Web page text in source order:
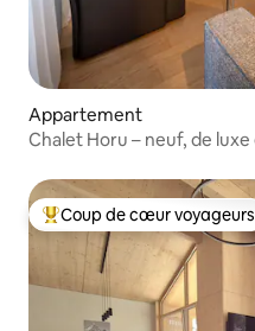
Appartement
Chalet Horu – neuf, de
Coups de cœur voyageurs
Coup de cœur voyageurs